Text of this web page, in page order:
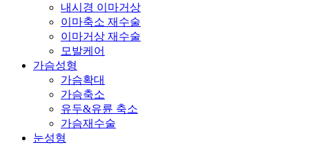
내시경 이마거상
이마축소 재수술
이마거상 재수술
모발케어
가슴성형
가슴확대
가슴축소
유두&유륜 축소
가슴재수술
눈성형